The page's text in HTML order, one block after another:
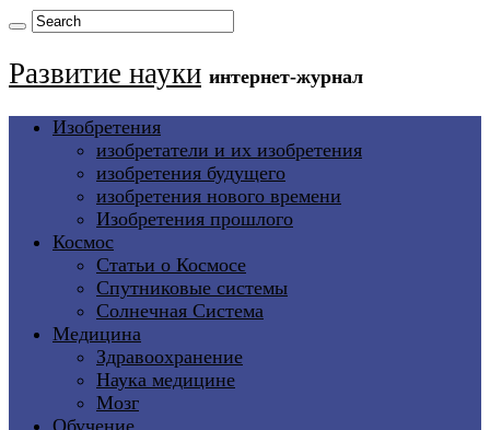
Развитие науки интернет-журнал
Изобретения
изобретатели и их изобретения
изобретения будущего
изобретения нового времени
Изобретения прошлого
Космос
Статьи о Космосе
Спутниковые системы
Солнечная Система
Медицина
Здравоохранение
Наука медицине
Мозг
Обучение